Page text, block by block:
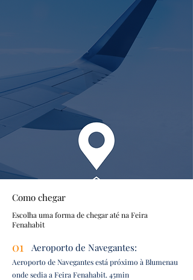
Como chegar
Escolha uma forma de chegar até na Feira
Fenahabit
01 Aeroporto de Navegantes:
Aeroporto de Navegantes está próximo à Blumenau
onde sedia a Feira Fenahabit. 45min